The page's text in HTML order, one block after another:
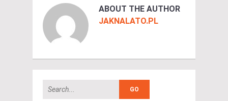
ABOUT THE AUTHOR
JAKNALATO.PL